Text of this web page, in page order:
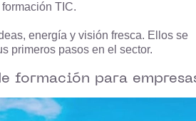
TIC.
energía y visión fresca. Ellos se
primeros pasos en el sector.
formación para